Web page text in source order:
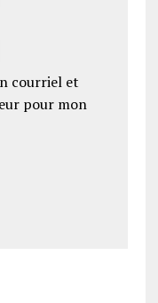
courriel et
pour mon